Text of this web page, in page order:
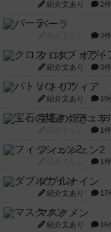
紹介文あり 2
パーラ
3
クロス・オブ
紹介文あり 3
パトリツィア
紹介文あり 19
宝石の煌き：
1
フィッシェン2
1
ダブルナイン
紹介文あり 17
マスクメン
紹介文あり 16